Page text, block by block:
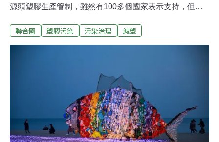
源頭塑膠生產管制，雖然有100多個國家表示支持，但產
後，大會決定明年擇期繼續討論。迦納代表：草案缺乏約
原定這次是最終回談判，有望達成2015年《巴黎協定》以
來最重要的環境協議。會議主席、厄瓜多駐英國大使瓦爾
第維索（Luis Vayas Valdivieso）在週日（1日）公布修訂
版草案，但內容仍缺乏共識。閉幕會上，瓦爾第維索表
示，會議應該暫停，擇日再繼續。各國對有害或有問題的
塑膠與化學品的管理、塑膠生產、協助開發中國家減少塑
聯合國 塑膠污染 污染治理 減塑